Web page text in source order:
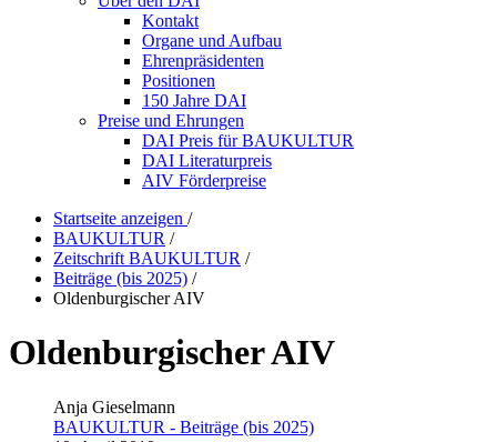
Kontakt
Organe und Aufbau
Ehrenpräsidenten
Positionen
150 Jahre DAI
Preise und Ehrungen
DAI Preis für BAUKULTUR
DAI Literaturpreis
AIV Förderpreise
Startseite anzeigen /
BAUKULTUR /
Zeitschrift BAUKULTUR /
Beiträge (bis 2025) /
Oldenburgischer AIV
Oldenburgischer AIV
Anja Gieselmann
BAUKULTUR - Beiträge (bis 2025)